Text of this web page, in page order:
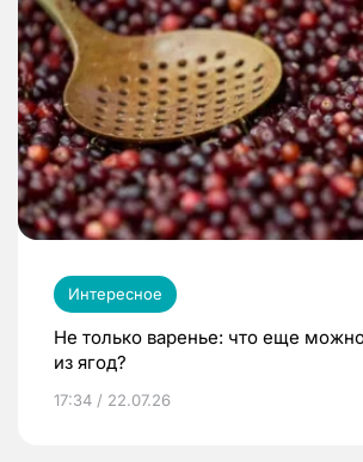
Интересное
Не только варенье: что еще
из ягод?
17:34 / 22.07.26